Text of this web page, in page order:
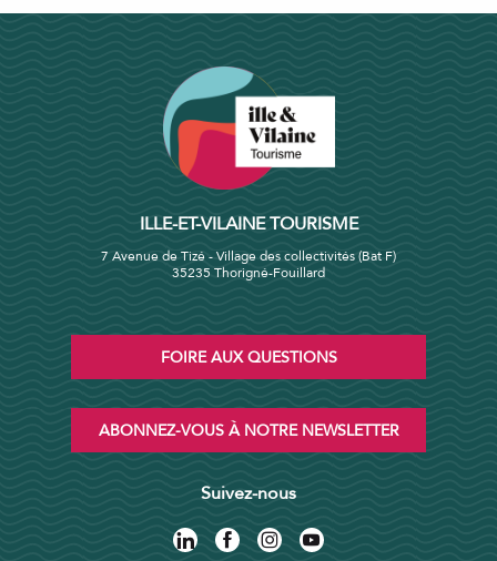
ILLE-ET-VILAINE TOURISME
7 Avenue de Tizé - Village des collectivités (Bat F)
35235 Thorigné-Fouillard
FOIRE AUX QUESTIONS
ABONNEZ-VOUS À NOTRE NEWSLETTER
Suivez-nous